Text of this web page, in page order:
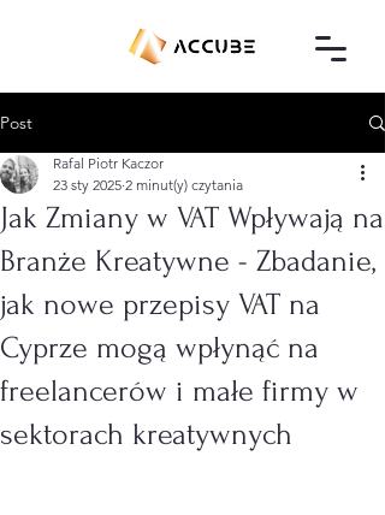
Post
Jak Zmiany w VAT Wpływają na
Branże Kreatywne - Zbadanie,
jak nowe przepisy VAT na
Cyprze mogą wpłynąć na
freelancerów i małe firmy w
sektorach kreatywnych
Rafal Piotr Kaczor
23 sty 2025 2 minut(y) czytania